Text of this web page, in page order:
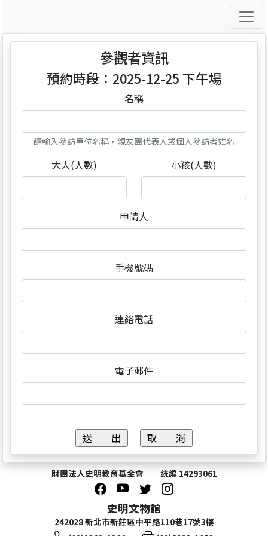
參觀者資訊
預約時段：2025-12-25 下午場
名稱
請輸入參訪單位名稱，親友團代表人或個人參訪者姓名
大人(人數) 小孩(人數)
申請人
手機號碼
連絡電話
電子郵件
財團法人史明教育基金會 統編 14293061
史明文物館
242028 新北市新莊區中平路110巷17號3樓